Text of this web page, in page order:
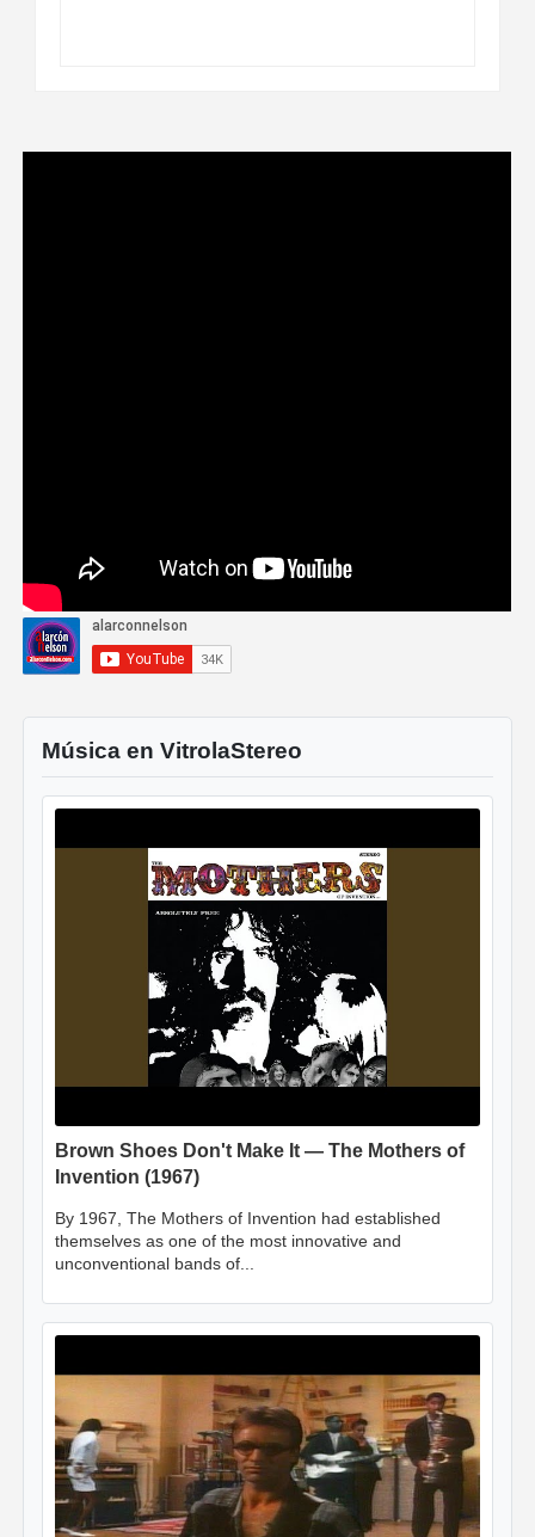
Música en VitrolaStereo
Brown Shoes Don't Make It — The Mothers of
Invention (1967)
By 1967, The Mothers of Invention had established
themselves as one of the most innovative and
unconventional bands of...